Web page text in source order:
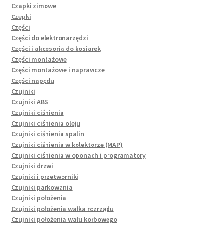
Czapki zimowe
Czepki
Części
Części do elektronarzędzi
Części i akcesoria do kosiarek
Części montażowe
Części montażowe i naprawcze
Części napędu
Czujniki
Czujniki ABS
Czujniki ciśnienia
Czujniki ciśnienia oleju
Czujniki ciśnienia spalin
Czujniki ciśnienia w kolektorze (MAP)
Czujniki ciśnienia w oponach i programatory
Czujniki drzwi
Czujniki i przetworniki
Czujniki parkowania
Czujniki położenia
Czujniki położenia wałka rozrządu
Czujniki położenia wału korbowego